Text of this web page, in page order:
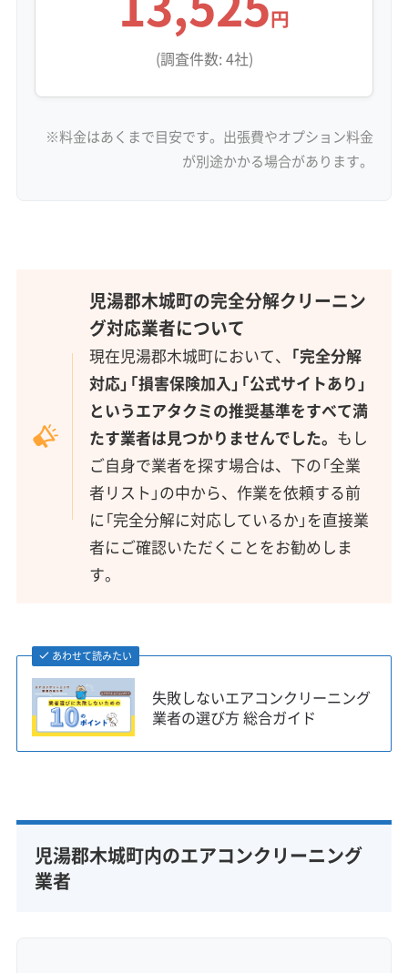
円
(調査件数: 4社)
※料金はあくまで目安です。出張費やオプション料金
が別途かかる場合があります。
児湯郡木城町の完全分解クリーニン
グ対応業者について
現在児湯郡木城町において、 「完全分解
対応」「損害保険加入」「公式サイトあり」
というエアタクミの推奨基準をすべて満
たす業者は見つかりませんでした。 もし
ご自身で業者を探す場合は、下の「全業
者リスト」の中から、作業を依頼する前
に「完全分解に対応しているか」を直接業
者にご確認いただくことをお勧めしま
す。
あわせて読みたい
失敗しないエアコンクリーニング
業者の選び方 総合ガイド
児湯郡木城町内のエアコンクリーニング
業者